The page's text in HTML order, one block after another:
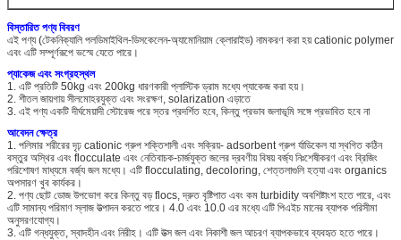
বিস্তারিত পণ্য বিবরণ
এই পণ্য (টেকনিক্যালি পলডিমাইথিল-ডিসকেলেন-অ্যামোনিয়াম ক্লোরাইড) নামকরণ করা হয় cationic polymer
এবং এটি সম্পূর্ণরূপে ভস্মে যেতে পারে।
প্যাকেজ এবং সংগ্রহস্থল
1. এটি প্রতিটি 50kg এবং 200kg ধারণকারী প্লাস্টিক ড্রাম মধ্যে প্যাকেজ করা হয়।
2. শীতল জায়গায় সীলমোহরযুক্ত এবং সংরক্ষণ, solarization এড়াতে
3. এই পণ্য একটি দীর্ঘমেয়াদী স্টোরেজ পরে স্তর প্রদর্শিত হবে, কিন্তু প্রভাব জলাভূমি সঙ্গে প্রভাবিত হবে না
আবেদন ক্ষেত্র
1. পলিমার শরীরের দৃঢ় cationic গ্রুপ শক্তিশালী এবং সক্রিয়- adsorbent গ্রুপ র্যাডিকেল যা স্থগিত কঠিন
বস্তুর অস্থির এবং flocculate এবং নেতিবাচক-চার্জযুক্ত জলের দ্রবণীয় বিষয় বর্জ্য নিঃশেষীকরণ এবং ব্রিজিং
পরিশোষণ মাধ্যমে বর্জ্য জল মধ্যে। এটি flocculating, decoloring, শেত্তলাগুলি হত্যা এবং organics
অপসারণ খুব কার্যকর।
2. পণ্য ছোট ডোজ উপভোগ করে কিন্তু বড় flocs, দ্রুত বৃষ্টিপাত এবং কম turbidity অবশিষ্টাংশ হতে পারে, এবং
এটি সামান্য পরিমাণ স্লাজ উত্পাদন করতে পারে। 4.0 এবং 10.0 এর মধ্যে এটি পিএইচ মানের ব্যাপক পরিসীমা
অনুসরণযোগ্য।
3. এটি গন্ধযুক্ত, স্বাদহীন এবং নিরীহ। এটি উত্স জল এবং নিকাশী জল আচরণ ব্যাপকভাবে ব্যবহৃত হতে পারে।